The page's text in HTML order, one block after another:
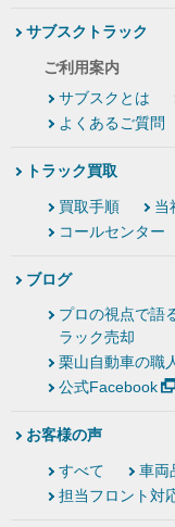
サブスクトラック
ご利用案内
サブスクとは
よくあるご質問
トラック買取
買取手順 当
コールセンター
ブログ
プロの視点で語
ラック売却
栗山自動車の職
公式Facebook
お客様の声
すべて 車両
担当フロント対